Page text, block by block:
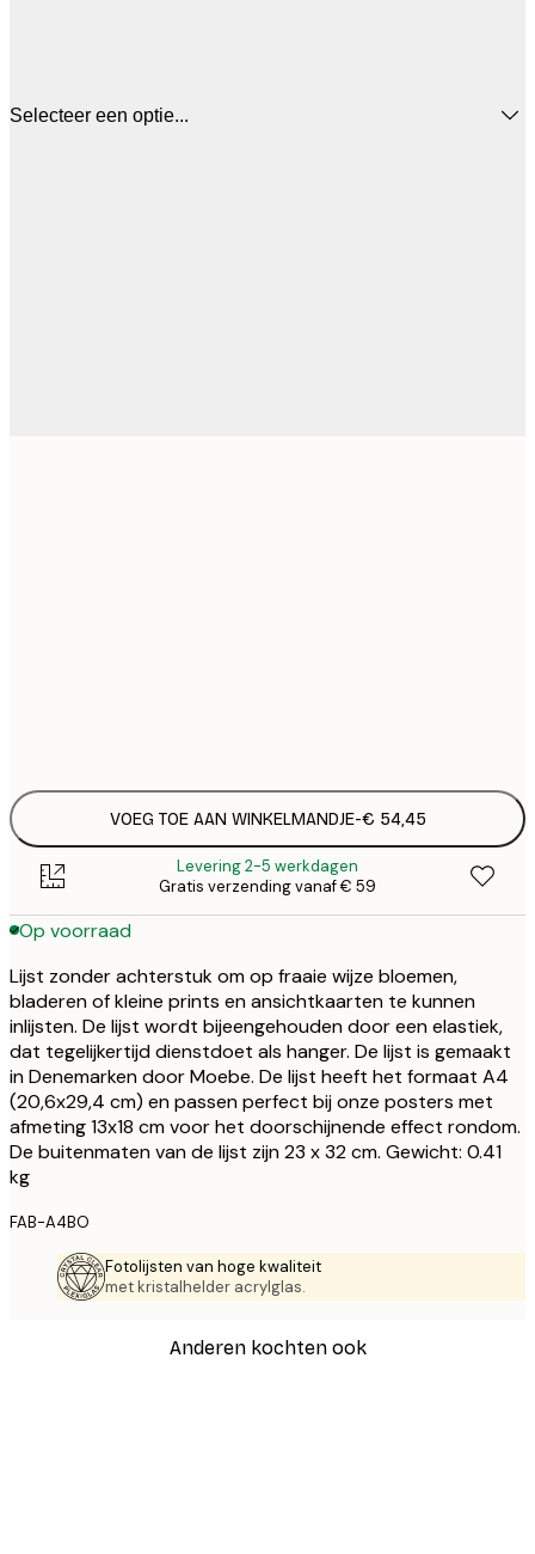
Selecteer een optie...
VOEG TOE AAN WINKELMANDJE-€ 54,45
Levering 2-5 werkdagen
Gratis verzending vanaf € 59
Op voorraad
Lijst zonder achterstuk om op fraaie wijze bloemen,
bladeren of kleine prints en ansichtkaarten te kunnen
inlijsten. De lijst wordt bijeengehouden door een elastiek,
dat tegelijkertijd dienstdoet als hanger. De lijst is gemaakt
in Denemarken door Moebe. De lijst heeft het formaat A4
(20,6x29,4 cm) en passen perfect bij onze posters met
afmeting 13x18 cm voor het doorschijnende effect rondom.
De buitenmaten van de lijst zijn 23 x 32 cm. Gewicht: 0.41
kg
FAB-A4BO
Fotolijsten van hoge kwaliteit
met kristalhelder acrylglas.
Anderen kochten ook